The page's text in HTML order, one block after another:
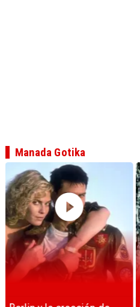
Manada Gotika